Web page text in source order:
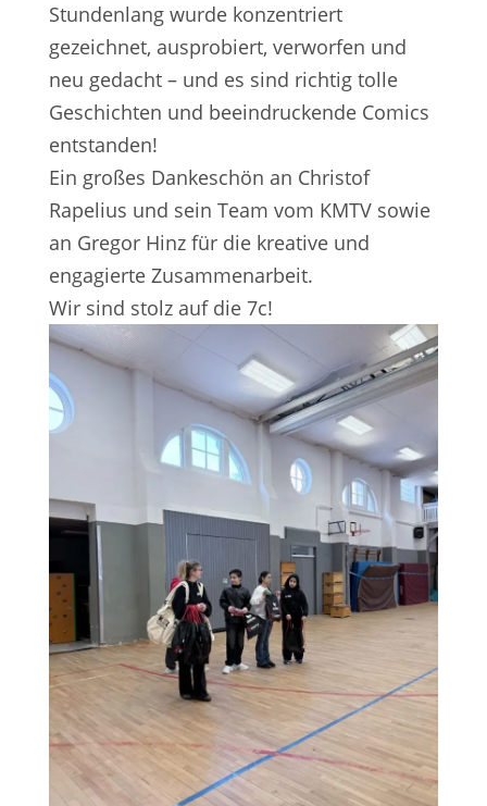
Stundenlang wurde konzentriert
gezeichnet, ausprobiert, verworfen und
neu gedacht – und es sind richtig tolle
Geschichten und beeindruckende Comics
entstanden!
Ein großes Dankeschön an Christof
Rapelius und sein Team vom KMTV sowie
an Gregor Hinz für die kreative und
engagierte Zusammenarbeit.
Wir sind stolz auf die 7c!